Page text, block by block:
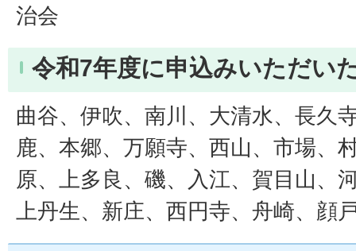
治会
令和7年度に申込みいただい
曲谷、伊吹、南川、大清水、長久
鹿、本郷、万願寺、西山、市場、
原、上多良、磯、入江、賀目山、
上丹生、新庄、西円寺、舟崎、顔